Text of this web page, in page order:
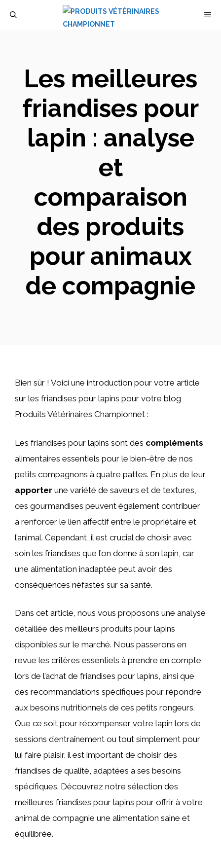
Les meilleures
friandises pour
lapin : analyse
et
comparaison
des produits
pour animaux
de compagnie
Bien sûr ! Voici une introduction pour votre article
sur les friandises pour lapins pour votre blog
Produits Vétérinaires Championnet :
Les friandises pour lapins sont des compléments
alimentaires essentiels pour le bien-être de nos
petits compagnons à quatre pattes. En plus de leur
apporter une variété de saveurs et de textures,
ces gourmandises peuvent également contribuer
à renforcer le lien affectif entre le propriétaire et
l’animal. Cependant, il est crucial de choisir avec
soin les friandises que l’on donne à son lapin, car
une alimentation inadaptée peut avoir des
conséquences néfastes sur sa santé.
Dans cet article, nous vous proposons une analyse
détaillée des meilleurs produits pour lapins
disponibles sur le marché. Nous passerons en
revue les critères essentiels à prendre en compte
lors de l’achat de friandises pour lapins, ainsi que
des recommandations spécifiques pour répondre
aux besoins nutritionnels de ces petits rongeurs.
Que ce soit pour récompenser votre lapin lors de
sessions d’entraînement ou tout simplement pour
lui faire plaisir, il est important de choisir des
friandises de qualité, adaptées à ses besoins
spécifiques. Découvrez notre sélection des
meilleures friandises pour lapins pour offrir à votre
animal de compagnie une alimentation saine et
équilibrée.